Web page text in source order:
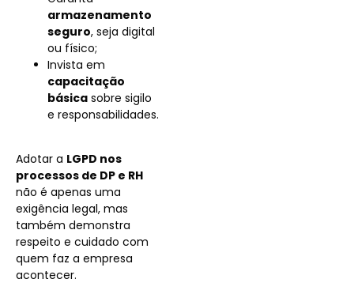
armazenamento
seguro, seja digital
ou físico;
Invista em
capacitação
básica sobre sigilo
e responsabilidades.
Adotar a LGPD nos
processos de DP e RH
não é apenas uma
exigência legal, mas
também demonstra
respeito e cuidado com
quem faz a empresa
acontecer.